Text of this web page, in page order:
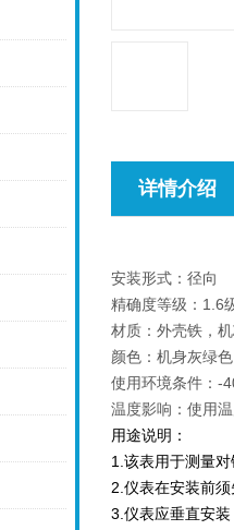
详情介绍
安装形式：径向
精确度等级：1.6
材质：外壳铁，
颜色：机身灰绿
使用环境条件：-
温度影响：使用
用途说明：
1.该表用于测量
2.仪表在安装前
3.仪表应垂直安